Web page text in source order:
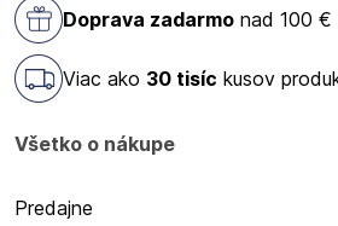
Doprava zadarmo nad 100 €
Viac ako 30 tisíc kusov
Všetko o nákupe
Predajne